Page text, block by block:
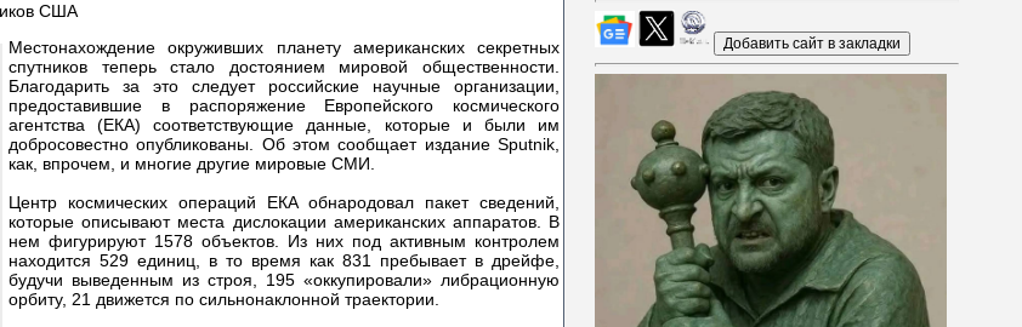
Местонахождение окруживших планету американских секретных
спутников теперь стало достоянием мировой общественности.
Благодарить за это следует российские научные организации,
предоставившие в распоряжение Европейского космического
агентства (ЕКА) соответствующие данные, которые и были им
добросовестно опубликованы. Об этом сообщает издание Sputnik,
как, впрочем, и многие другие мировые СМИ.
Центр космических операций ЕКА обнародовал пакет сведений,
которые описывают места дислокации американских аппаратов. В
нем фигурируют 1578 объектов. Из них под активным контролем
находится 529 единиц, в то время как 831 пребывает в дрейфе,
будучи выведенным из строя, 195 «оккупировали» либрационную
орбиту, 21 движется по сильнонаклонной траектории.